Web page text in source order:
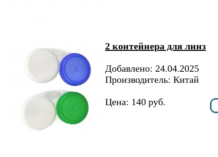
2 контейнера для линз
Добавлено: 24.04.2025
Производитель: Китай
Цена: 140 руб.